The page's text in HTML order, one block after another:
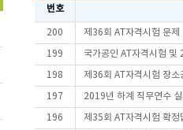
번호
200 제36회 AT자격시험 문
199 국가공인 AT자격시험 및
198 제36회 AT자격시험 장소
197 2019년 하계 직무연수
196 제35회 AT자격시험 확정